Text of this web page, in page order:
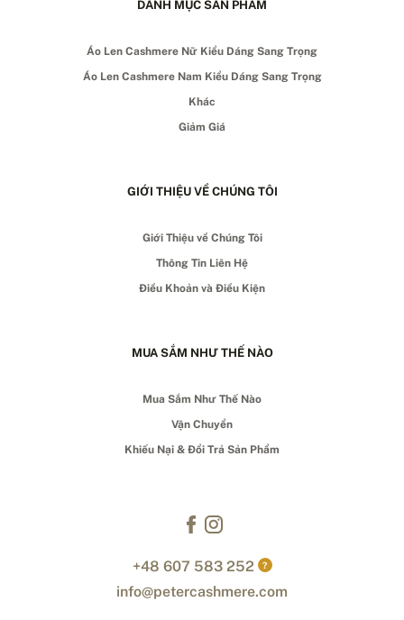
DANH MỤC SẢN PHẨM
Áo Len Cashmere Nữ Kiểu Dáng Sang Trọng
Áo Len Cashmere Nam Kiểu Dáng Sang Trọng
Khác
Giảm Giá
GIỚI THIỆU VỀ CHÚNG TÔI
Giới Thiệu về Chúng Tôi
Thông Tin Liên Hệ
Điều Khoản và Điều Kiện
MUA SẮM NHƯ THẾ NÀO
Mua Sắm Như Thế Nào
Vận Chuyển
Khiếu Nại & Đổi Trả Sản Phẩm
+48 607 583 252 ?
info@petercashmere.com